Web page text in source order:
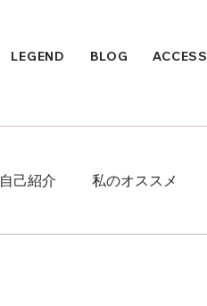
LEGEND BLOG ACCESS
自己紹介 私のオススメ